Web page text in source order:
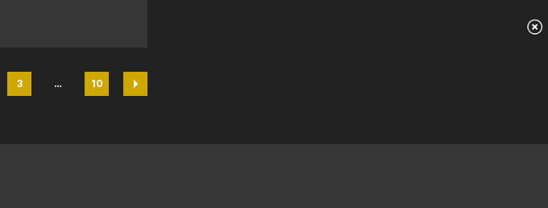
Página
3
…
Página
10